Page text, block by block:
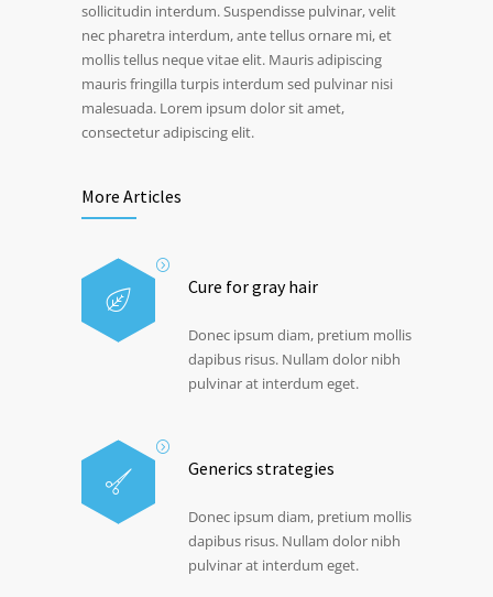
sollicitudin interdum. Suspendisse pulvinar, velit
nec pharetra interdum, ante tellus ornare mi, et
mollis tellus neque vitae elit. Mauris adipiscing
mauris fringilla turpis interdum sed pulvinar nisi
malesuada. Lorem ipsum dolor sit amet,
consectetur adipiscing elit.
More Articles
Cure for gray hair
Donec ipsum diam, pretium mollis
dapibus risus. Nullam dolor nibh
pulvinar at interdum eget.
Generics strategies
Donec ipsum diam, pretium mollis
dapibus risus. Nullam dolor nibh
pulvinar at interdum eget.